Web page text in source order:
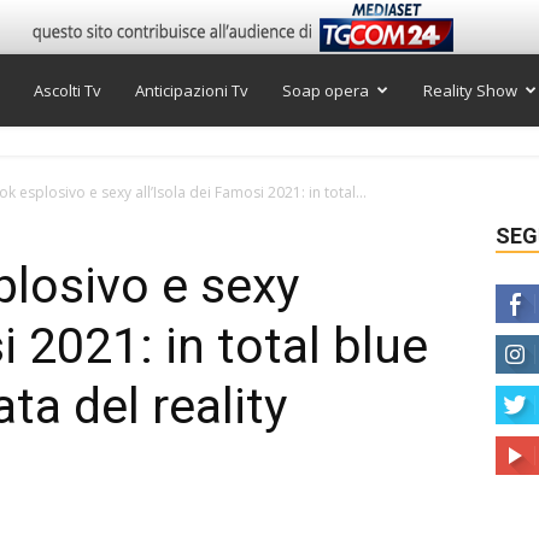
Ascolti Tv Anticipazioni Tv Soap opera Reality Show
esplosivo e sexy all’Isola dei Famosi 2021: in total...
e sexy
2021: in total blue
del reality